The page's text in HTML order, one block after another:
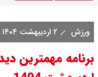
ورزش ۲ اردیبهشت ۱۴۰۴